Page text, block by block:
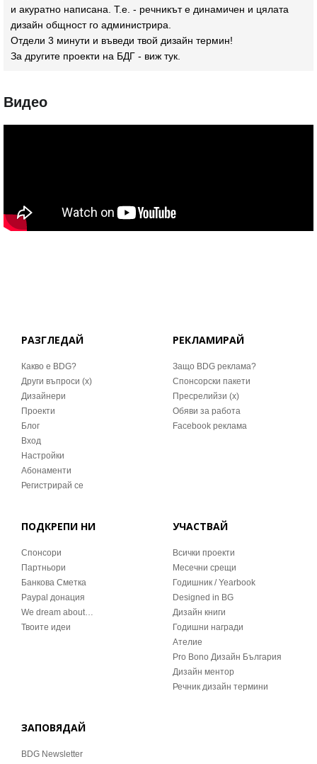
и акуратно написана. Т.е. - речникът е динамичен и цялата
дизайн общност го администрира.
Отдели 3 минути и въведи твой дизайн термин!
За другите проекти на БДГ - виж тук
Видео
РАЗГЛЕДАЙ
Какво е BDG?
Други въпроси (x)
Дизайнери
Проекти
Блог
Вход
Настройки
Абонаменти
Регистрирай се
РЕКЛАМИРАЙ
Защо BDG реклама?
Спонсорски пакети
Пресрелийзи (x)
Обяви за работа
Facebook реклама
ПОДКРЕПИ НИ
Спонсори
Партньори
Банкова Сметка
Paypal донация
We dream about…
Твоите идеи
УЧАСТВАЙ
Всички проекти
Месечни срещи
Годишник / Yearbook
Designed in BG
Дизайн книги
Годишни награди
Ателие
Pro Bono Дизайн България
Дизайн ментор
Речник дизайн термини
ЗАПОВЯДАЙ
BDG Newsletter